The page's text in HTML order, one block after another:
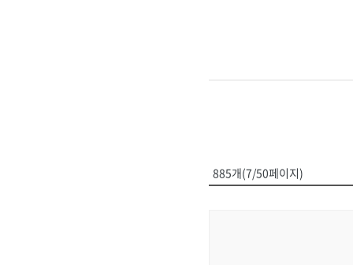
885개(7/50페이지)